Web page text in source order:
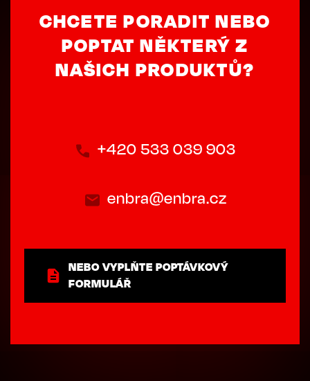
CHCETE PORADIT NEBO
POPTAT NĚKTERÝ Z
NAŠICH PRODUKTŮ?
+420 533 039 903
enbra@enbra.cz
NEBO VYPLŇTE POPTÁVKOVÝ
FORMULÁŘ